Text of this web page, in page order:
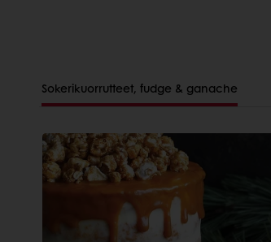
Sokerikuorrutteet, fudge & ganache